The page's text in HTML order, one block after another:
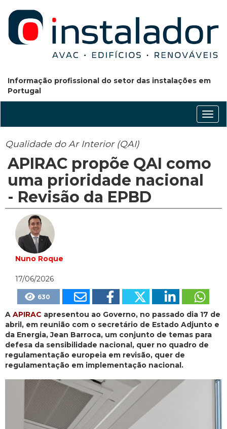
Informação profissional do setor das instalações em
Portugal
Qualidade do Ar Interior (QAI)
APIRAC propõe QAI como
uma prioridade nacional
- Revisão da EPBD
Nuno Roque
17/06/2026
630
A APIRAC apresentou ao Governo, no passado dia 17 de
abril, em reunião com o secretário de Estado Adjunto e
da Energia, Jean Barroca, um conjunto de temas para
defesa da sensibilidade nacional, quer no quadro de
regulamentação europeia em revisão, quer de
regulamentação em implementação nacional.